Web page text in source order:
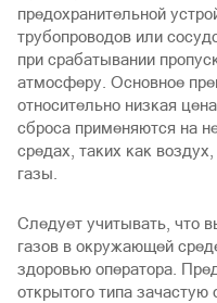
предохранительной
трубопроводов или
при срабатывании
атмосферу. Основное
относительно низкая
сброса применяются на
средах, таких как
газы.
Следует учитывать, что
газов в окружающей
здоровью оператора.
открытого типа